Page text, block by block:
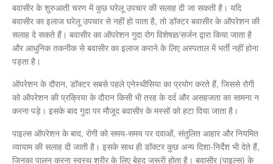
बवासीर के शुरुआती चरण में कुछ घरेलू उपचार की सलाह दी जा सकती है। यदि
बवासीर का इलाज घरेलू उपचार से नहीं हो पाता है, तो डॉक्टर बवासीर के ऑपरेशन की
सलाह दे सकते हैं। बवासीर का ऑपरेशन गुदा रोग विशेषज्ञ/सर्जन द्वारा किया जाता है
और आधुनिक तकनीक से बवासीर का इलाज कराने के लिए अस्पताल में भर्ती नहीं होना
पड़ता है।
ऑपरेशन के दौरान, डॉक्टर सबसे पहले एनेस्थीसिया का प्रयोग करते हैं, जिससे रोगी
को ऑपरेशन की प्रक्रिया के दौरान किसी भी तरह के दर्द और असहजता का सामना न
करना पड़े। इसके बाद गुदा पर मौजूद बवासीर के मस्सों को हटा दिया जाता है।
पाइल्स ऑपरेशन के बाद, रोगी को समय-समय पर दवाओं, संतुलित आहार और नियमित
व्यायाम की सलाह दी जाती है। इसके साथ ही डॉक्टर कुछ अन्य दिशा-निर्देश भी देते हैं,
जिनका पालन करना स्वस्थ शरीर के लिए बेहद जरूरी होता है। बवासीर (पाइल्स) के